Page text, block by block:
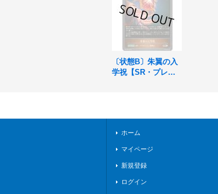
〔状態B〕朱翼の入
学祝【SR・プレミ
ホーム
マイページ
新規登録
ログイン